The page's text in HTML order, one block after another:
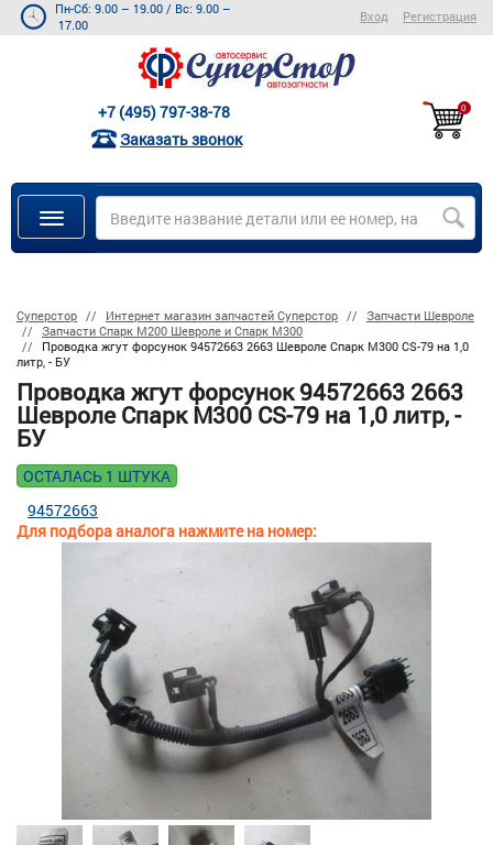
Пн-Сб: 9.00 – 19.00 / Вс: 9.00 –
17.00
Вход Регистрация
+7 (495) 797-38-78
Заказать звонок
0
Суперстор Интернет магазин запчастей Суперстор
Запчасти Шевроле
Запчасти Спарк M200 Шевроле и Спарк M300
Проводка жгут форсунок 94572663 2663 Шевроле Спарк М300 CS-79 на 1,0
литр, - БУ
Проводка жгут форсунок 94572663 2663
Шевроле Спарк М300 CS-79 на 1,0 литр, -
БУ
ОСТАЛАСЬ 1 ШТУКА
Для подбора аналога нажмите на номер:
94572663